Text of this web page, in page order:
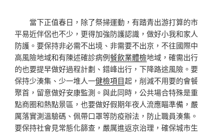
當下正值春日，除了祭掃運動，有踏青出游打算的市
平易近伴侶也不少，更得加強防護認識，做好小我和家人
防護。要保持非必需不出境、非需要不出京，不往國際中
高風險地域和有陳述確診病例餐飲業體檢地域，確需出行
的也要提早做好過程計劃、錯峰出行，下降路途風險。要
保持少湊集、少一堆人一健檢項目起，削減不用要的會餐
聚首，留意做好安康監測。與此同時，公共場合特殊是重
點商圈和熱點景區，也要做好假期年夜人流應瞄準備，嚴
厲落實測溫驗碼、佩帶口罩等防疫辦法，防止職員湊集。
要保持社會見常態化篩查，嚴厲進返京治理，確保城市生